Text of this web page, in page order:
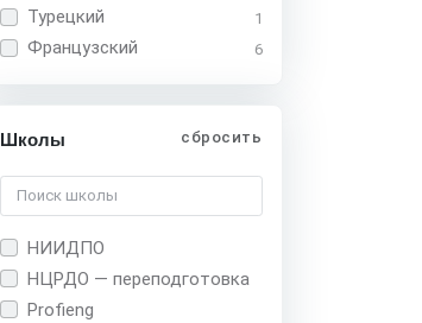
Турецкий 1
Французский 6
Школы сбросить
НИИДПО
НЦРДО — переподготовка
Profieng